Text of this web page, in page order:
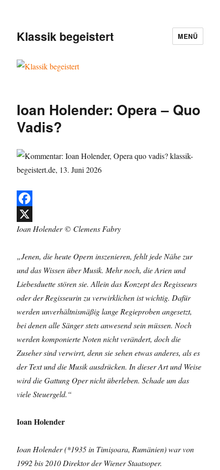
Klassik begeistert MENÜ
Ioan Holender: Opera – Quo
Vadis?
F
a
e
b
o
k
X
Ioan Holender© Clemens Fabry
„Jenen, die heute Opern inszenieren, fehlt jede Nähe zur
und das Wissen über Musik. Mehr noch, die Arien und
Liebesduette stören sie. Allein das Konzept des Regisseurs
oder der Regisseurin zu verwirklichen ist wichtig. Dafür
werden unverhältnismäßig lange Regieproben angesetzt,
bei denen alle Sänger stets anwesend sein müssen. Noch
werden komponierte Noten nicht verändert, doch die
Zuseher sind verwirrt, denn sie sehen etwas anderes, als es
der Text und die Musik ausdrücken. In dieser Art und Weise
wird die Gattung Oper nicht überleben. Schade um das
viele Steuergeld.“
Ioan Holender
Ioan Holender (*1935 in Timișoara, Rumänien) war von
1992 bis 2010 Direktor der Wiener Staatsoper.